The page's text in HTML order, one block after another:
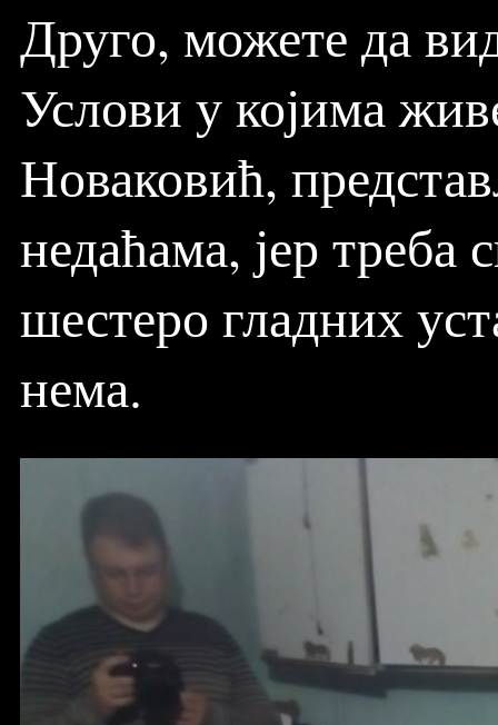
Друго, можете да
Услови у којима
Новаковић,
недаћама, јер треба
шестеро гладних
нема.